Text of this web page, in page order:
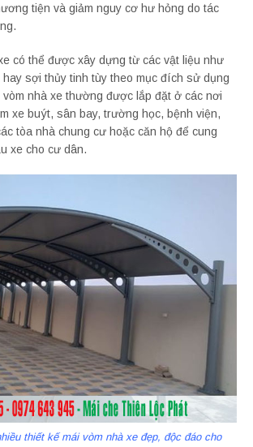
tiện và giảm nguy cơ hư hỏng do tác
có thể được xây dựng từ các vật liệu như
hay sợi thủy tinh tùy theo mục đích sử dụng
vòm nhà xe thường được lắp đặt ở các nơi
xe buýt, sân bay, trường học, bệnh viện,
tòa nhà chung cư hoặc căn hộ để cung
xe cho cư dân.
thiết kế mái vòm nhà xe đẹp, độc đáo cho